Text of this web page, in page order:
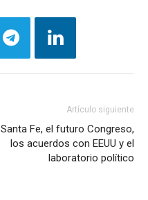
Artículo siguiente
Santa Fe, el futuro Congreso,
los acuerdos con EEUU y el
laboratorio político